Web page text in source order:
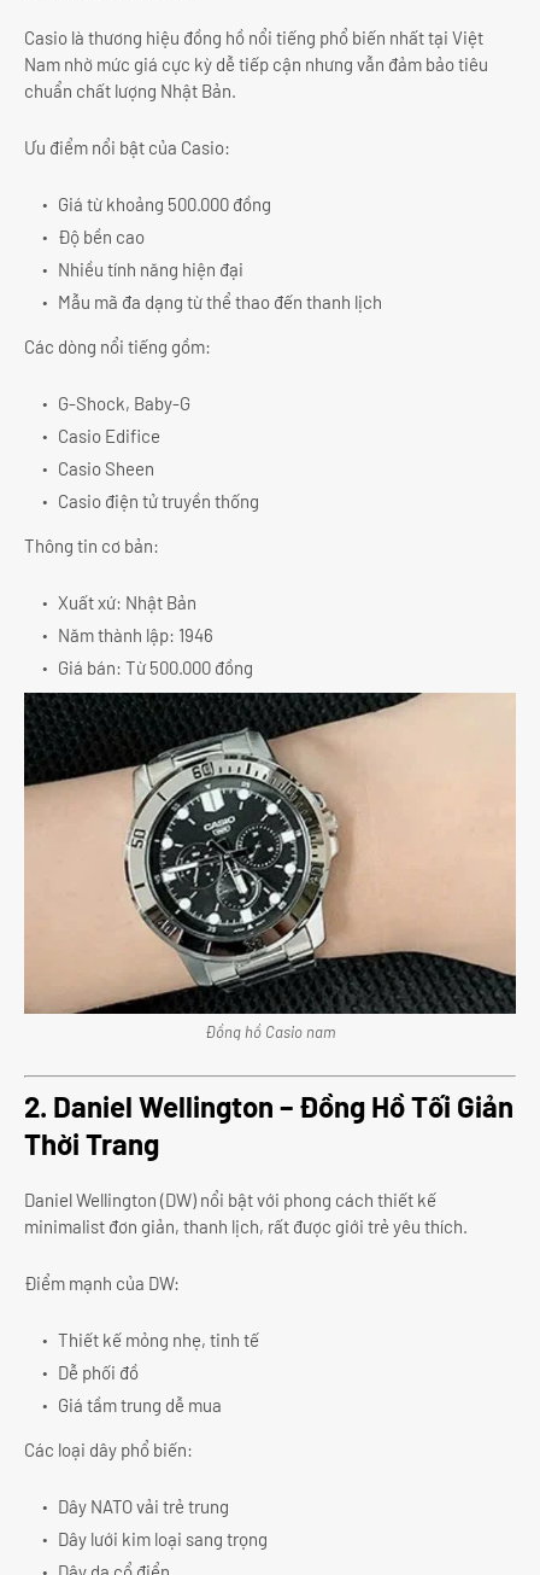
Casio là thương hiệu đồng hồ nổi tiếng phổ biến nhất tại Việt
Nam nhờ mức giá cực kỳ dễ tiếp cận nhưng vẫn đảm bảo tiêu
chuẩn chất lượng Nhật Bản.
Ưu điểm nổi bật của Casio:
Giá từ khoảng 500.000 đồng
Độ bền cao
Nhiều tính năng hiện đại
Mẫu mã đa dạng từ thể thao đến thanh lịch
Các dòng nổi tiếng gồm:
G-Shock, Baby-G
Casio Edifice
Casio Sheen
Casio điện tử truyền thống
Thông tin cơ bản:
Xuất xứ: Nhật Bản
Năm thành lập: 1946
Giá bán: Từ 500.000 đồng
Đồng hồ Casio nam
2. Daniel Wellington – Đồng Hồ Tối Giản
Thời Trang
Daniel Wellington (DW) nổi bật với phong cách thiết kế
minimalist đơn giản, thanh lịch, rất được giới trẻ yêu thích.
Điểm mạnh của DW:
Thiết kế mỏng nhẹ, tinh tế
Dễ phối đồ
Giá tầm trung dễ mua
Các loại dây phổ biến:
Dây NATO vải trẻ trung
Dây lưới kim loại sang trọng